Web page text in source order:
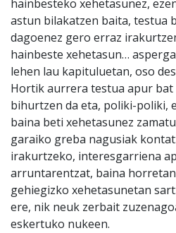
hainbesteko xehetasunez,
astun bilakatzen baita, testua
dagoenez gero erraz
hainbeste xehetasun…
lehen lau kapituluetan, oso
Hortik aurrera testua apur
bihurtzen da eta, poliki-poliki,
baina beti xehetasunez
garaiko greba nagusiak
irakurtzeko, interesgarriena
arruntarentzat, baina
gehiegizko xehetasunetan
ere, nik neuk zerbait
eskertuko nukeen.